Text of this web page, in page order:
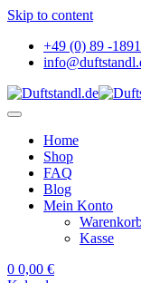
Skip to content
+49 (0) 89 -
Home
Shop
FAQ
Blog
Mein Konto
Kasse
0 0,00 €